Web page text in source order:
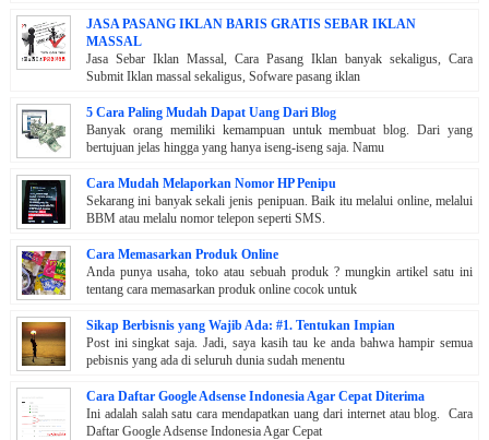
JASA PASANG IKLAN BARIS GRATIS SEBAR IKLAN
MASSAL
Jasa Sebar Iklan Massal, Cara Pasang Iklan banyak sekaligus, Cara
Submit Iklan massal sekaligus, Sofware pasang iklan
5 Cara Paling Mudah Dapat Uang Dari Blog
Banyak orang memiliki kemampuan untuk membuat blog. Dari yang
bertujuan jelas hingga yang hanya iseng-iseng saja. Namu
Cara Mudah Melaporkan Nomor HP Penipu
Sekarang ini banyak sekali jenis penipuan. Baik itu melalui online, melalui
BBM atau melalu nomor telepon seperti SMS.
Cara Memasarkan Produk Online
Anda punya usaha, toko atau sebuah produk ? mungkin artikel satu ini
tentang cara memasarkan produk online cocok untuk
Sikap Berbisnis yang Wajib Ada: #1. Tentukan Impian
Post ini singkat saja. Jadi, saya kasih tau ke anda bahwa hampir semua
pebisnis yang ada di seluruh dunia sudah menentu
Cara Daftar Google Adsense Indonesia Agar Cepat Diterima
Ini adalah salah satu cara mendapatkan uang dari internet atau blog. Cara
Daftar Google Adsense Indonesia Agar Cepat